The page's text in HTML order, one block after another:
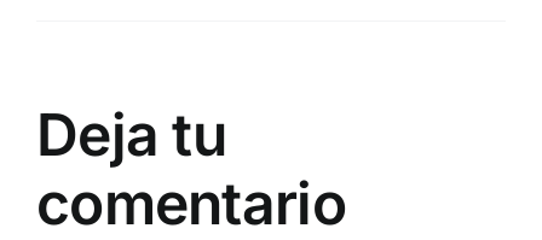
Deja tu
comentario